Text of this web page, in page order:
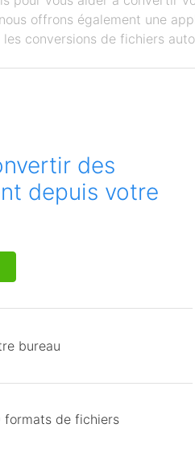
offrons également une
les conversions de fichiers
des
depuis votre
bureau
formats de fichiers